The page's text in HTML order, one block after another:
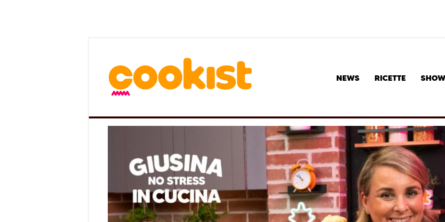
NEWS RICETTE SHOW